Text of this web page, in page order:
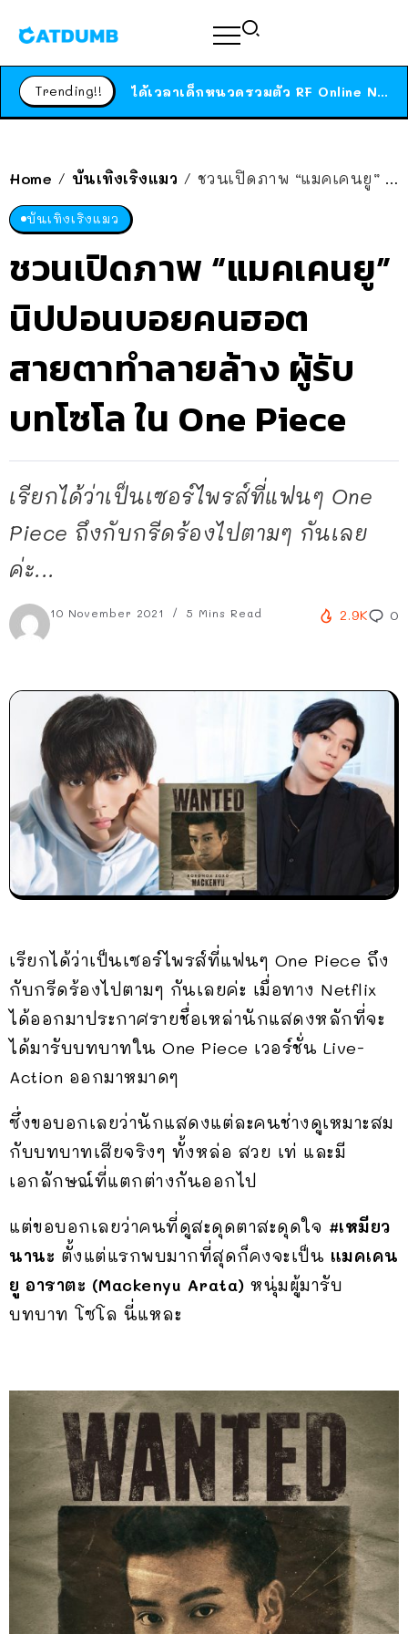
Trending!! ได้เวลาเด็กหนวดรวมตัว RF Online Next เปิดให้เล่นแล้ว เกม Sci-Fi MMORPG ระดับตำนาน เล่นได้ทั้งมือถือและ PC
Home / บันเทิงเริงแมว / ชวนเปิดภาพ “แมคเคนยู” นิปปอนบอยคนฮอตสายตาทำลายล้าง ผู้รับบทโซโล ใน One Piece
บันเทิงเริงแมว
ชวนเปิดภาพ “แมคเคนยู”
นิปปอนบอยคนฮอต
สายตาทำลายล้าง ผู้รับ
บทโซโล ใน One Piece
เรียกได้ว่าเป็นเซอร์ไพรส์ที่แฟนๆ One
Piece ถึงกับกรีดร้องไปตามๆ กันเลย
ค่ะ...
10 November 2021 5 Mins Read 2.9K 0
เรียกได้ว่าเป็นเซอร์ไพรส์ที่แฟนๆ One Piece ถึง
กับกรีดร้องไปตามๆ กันเลยค่ะ เมื่อทาง Netflix
ได้ออกมาประกาศรายชื่อเหล่านักแสดงหลักที่จะ
ได้มารับบทบาทใน One Piece เวอร์ชั่น Live-
Action ออกมาหมาดๆ
ซึ่งขอบอกเลยว่านักแสดงแต่ละคนช่างดูเหมาะสม
กับบทบาทเสียจริงๆ ทั้งหล่อ สวย เท่ และมี
เอกลักษณ์ที่แตกต่างกันออกไป
แต่ขอบอกเลยว่าคนที่ดูสะดุดตาสะดุดใจ #เหมียว
นานะ ตั้งแต่แรกพบมากที่สุดก็คงจะเป็น แมคเคน
ยู อาราตะ (Mackenyu Arata) หนุ่มผู้มารับ
บทบาท โซโล นี่แหละ